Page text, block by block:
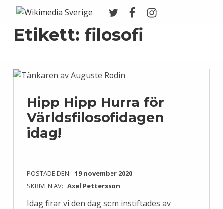
Etikett: filosofi
Hipp Hipp Hurra för
Världsfilosofidagen
idag!
POSTADE DEN: 19 november 2020
SKRIVEN AV: Axel Pettersson
Idag firar vi den dag som instiftades av